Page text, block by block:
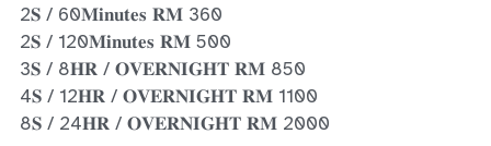
Kebun Teh
JB Town 1
JB Town 2
2𝐒 / 60𝐌𝐢𝐧𝐮𝐭𝐞𝐬 𝐑𝐌 360
2𝐒 / 120𝐌𝐢𝐧𝐮𝐭𝐞𝐬 𝐑𝐌 500
3𝐒 / 8𝐇𝐑 / 𝐎𝐕𝐄𝐑𝐍𝐈𝐆𝐇𝐓 𝐑𝐌 850
4𝐒 / 12𝐇𝐑 / 𝐎𝐕𝐄𝐑𝐍𝐈𝐆𝐇𝐓 𝐑𝐌 1100
8𝐒 / 24𝐇𝐑 / 𝐎𝐕𝐄𝐑𝐍𝐈𝐆𝐇𝐓 𝐑𝐌 2000